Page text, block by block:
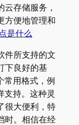
存储服务，
方便地管理和
是什么
件所支持的文
下良好的基
常用格式，例
支持。这种灵
很大便利，特
时。相信在经